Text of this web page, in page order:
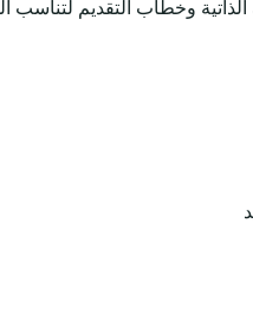
وخطاب التقديم لتناسب